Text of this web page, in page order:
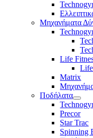
Μηχανήματα
Life
Life
Matrix
Ποδήλατα
Precor
Star Trac
Spinning